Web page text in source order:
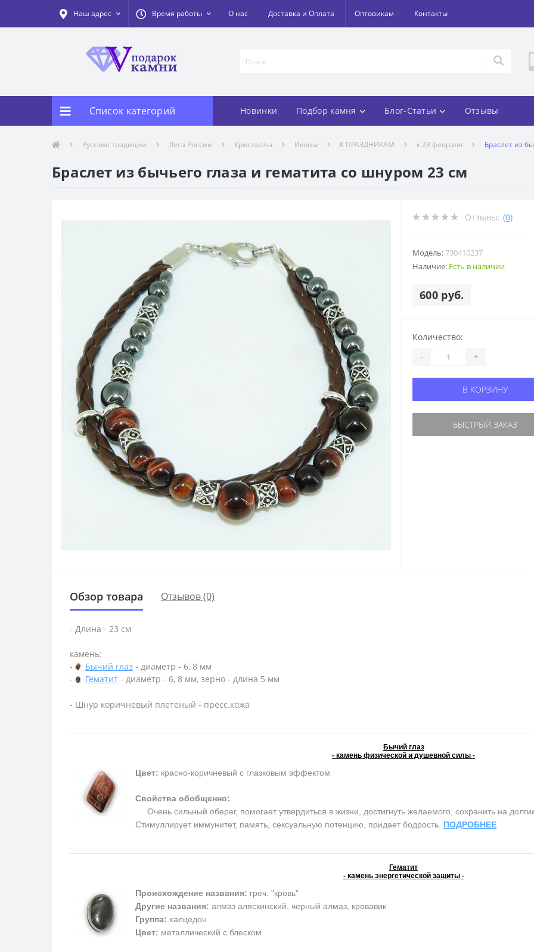
Наш адрес Время работы О нас Доставка и Оплата Оптовикам Контакты
Список категорий Новинки Подбор камня Блог-Статьи Отзывы
Русские традиции Леса России Кристаллы Иконы К ПРАЗДНИКАМ к 23 февраля Браслет из
Браслет из бычьего глаза и гематита со шнуром 23 см
Отзывы: (0)
Модель:730410237
Наличие: Есть в наличии
600 руб.
Количество:
- +
В КОРЗИНУ
БЫСТРЫЙ ЗАКАЗ
Обзор товара Отзывов (0)
- Длина - 23 см
камень:
-
Бычий глаз - диаметр - 6, 8 мм
-
Гематит - диаметр - 6, 8 мм, зерно - длина 5 мм
- Шнур коричневый плетеный - пресс.кожа
Бычий глаз
- камень физической и душевной силы -
Цвет: красно-коричневый с глазковым эффектом
Свойства обобщенно:
Очень сильный оберег, помогает утвердиться в жизни, достигнуть желаемого, сохранить на
Cтимуллирует иммунитет, память, сексуальную потенцию, придает бодрость. ПОДРОБНЕЕ
Гематит
- камень энергетической защиты -
Происхождение названия: греч. "кровь"
Другие названия: алмаз аляскинский, черный алмаз, кровавик
Группа: халцедон
Цвет: металлический с блеском